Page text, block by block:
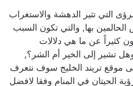
التي تثير الدهشة والاستغراب
بها, والتي تكون السبب
كثيراً عن ما هي دلالات
تشير إلى الخير أم الشر؟,
موقع تريند الخليج سوف نتعرف
الحيتان في المنام وفقا لافضل